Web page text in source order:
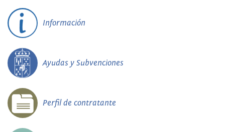
Información
Ayudas y Subvenciones
Perfil de contratante